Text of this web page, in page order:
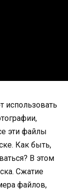
эти файлы
Как быть,
В этом
Сжатие
файлов,